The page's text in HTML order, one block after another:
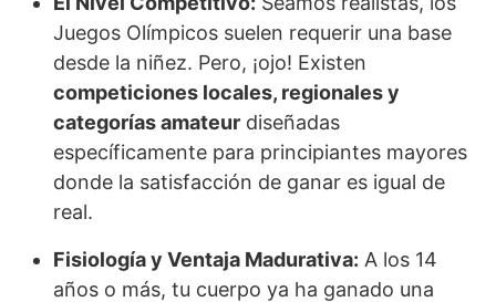
Juegos Olímpicos suelen requerir una base
desde la niñez. Pero, ¡ojo! Existen
competiciones locales, regionales y
categorías amateur diseñadas
específicamente para principiantes mayores
donde la satisfacción de ganar es igual de
real.
Fisiología y Ventaja Madurativa: A los 14
años o más, tu cuerpo ya ha ganado una